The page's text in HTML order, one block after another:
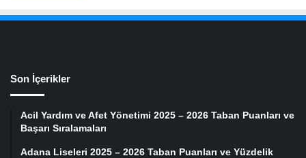
Son İçerikler
Acil Yardım ve Afet Yönetimi 2025 – 2026 Taban Puanları ve
Başarı Sıralamaları
Adana Liseleri 2025 – 2026 Taban Puanları ve Yüzdelik